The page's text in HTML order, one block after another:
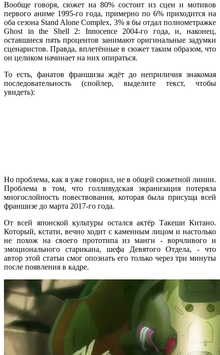
Вообще говоря, сюжет на 80% состоит из сцен и мотивов
первого аниме 1995-го года, примерно по 6% приходится на
оба сезона Stand Alone Complex, 3% я бы отдал полнометражке
Ghost in the Shell 2: Innocence 2004-го года, и, наконец,
оставшиеся пять процентов занимают оригинальные задумки
сценаристов. Правда, вплетённые в сюжет таким образом, что
он целиком начинает на них опираться.
То есть, фанатов франшизы ждёт до неприличия знакомая
последовательность (спойлер, выделите текст, чтобы
увидеть):
Но проблема, как я уже говорил, не в общей сюжетной линии.
Проблема в том, что голливудская экранизация потеряла
многослойность повествования, которая была присуща всей
франшизе до марта 2017-го года.
От всей японской культуры остался актёр Такеши Китано.
Который, кстати, вечно ходит с каменным лицом и настолько
не похож на своего прототипа из манги - ворчливого и
эмоционального старикана, шефа Девятого Отдела, - что
автор этой статьи смог опознать его только через три минуты
после появления в кадре.